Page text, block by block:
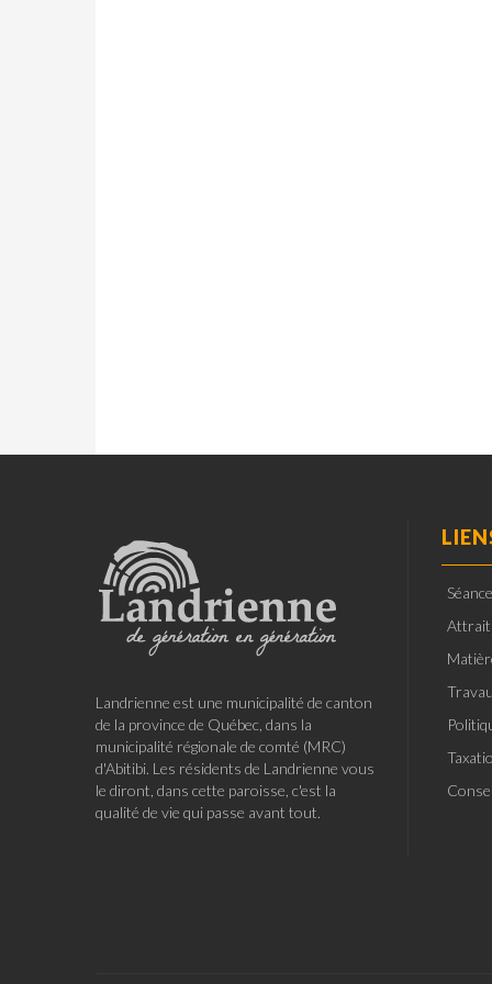
Landrienne est une municipalité de canton
de la province de Québec, dans la
municipalité régionale de comté (MRC)
d'Abitibi. Les résidents de Landrienne vous
le diront, dans cette paroisse, c'est la
qualité de vie qui passe avant tout.